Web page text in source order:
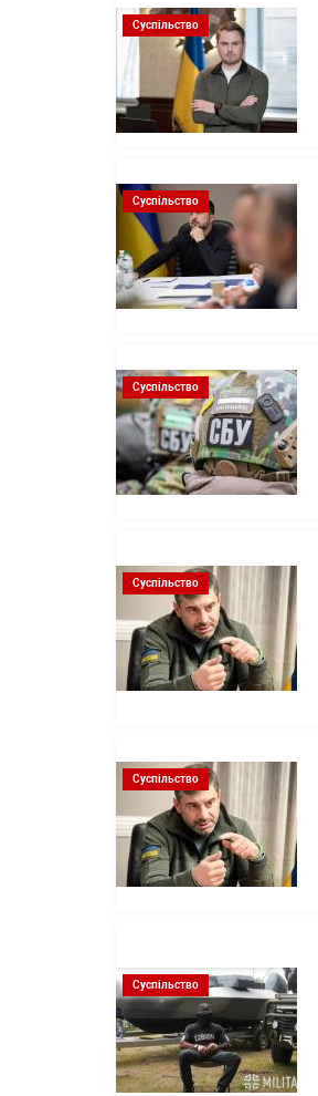
Суспільство
Суспільство
Суспільство
Суспільство
Суспільство
Суспільство